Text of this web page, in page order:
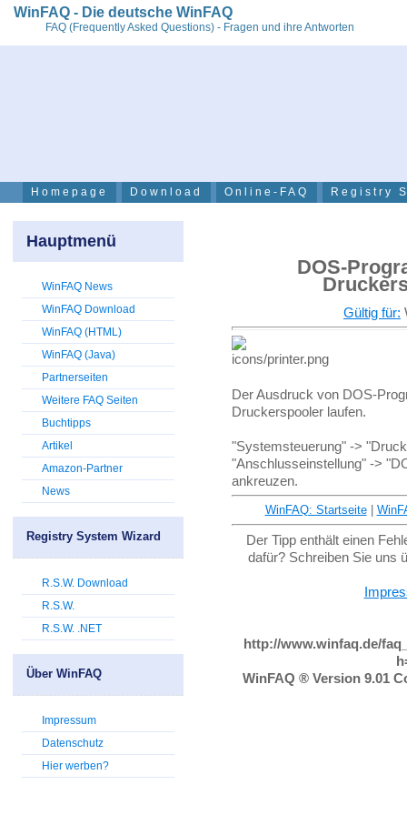
WinFAQ - Die deutsche WinFAQ
FAQ (Frequently Asked Questions) - Fragen und ihre Antworten
Homepage Download Online-FAQ Registry
DOS-
Gültig für:
Der Ausdruck von DOS-
Druckerspooler laufen.
"Systemsteuerung" ->
"Anschlusseinstellung" ->
ankreuzen.
WinFAQ: Startseite|
Der Tipp enthält einen
dafür? Schreiben Sie uns
http://www.winfaq.de/
WinFAQ ® Version 9.01
Hauptmenü
WinFAQ News
WinFAQ Download
WinFAQ (HTML)
WinFAQ (Java)
Partnerseiten
Weitere FAQ Seiten
Buchtipps
Artikel
Amazon-Partner
News
Registry System Wizard
R.S.W. Download
R.S.W.
R.S.W. .NET
Über WinFAQ
Impressum
Datenschutz
Hier werben?